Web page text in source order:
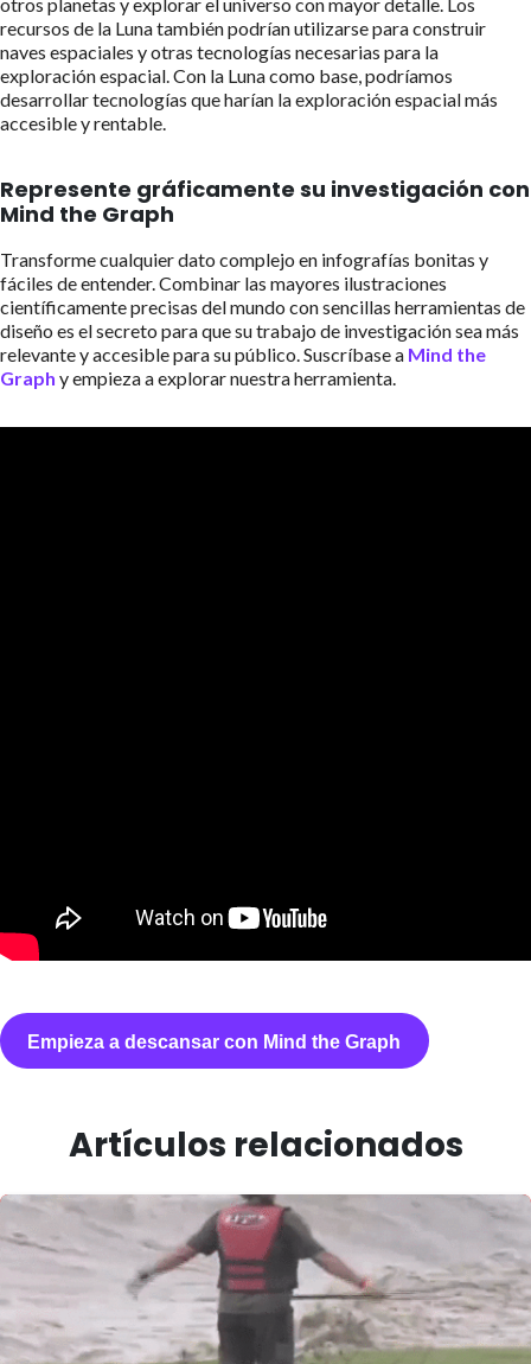
recursos de la Luna también podrían utilizarse para construir
naves espaciales y otras tecnologías necesarias para la
exploración espacial. Con la Luna como base, podríamos
desarrollar tecnologías que harían la exploración espacial más
accesible y rentable.
Represente gráficamente su investigación con
Mind the Graph
Transforme cualquier dato complejo en infografías bonitas y
fáciles de entender. Combinar las mayores ilustraciones
científicamente precisas del mundo con sencillas herramientas de
diseño es el secreto para que su trabajo de investigación sea más
relevante y accesible para su público. Suscríbase a Mind the
Graph y empieza a explorar nuestra herramienta.
Empieza a descansar con Mind the Graph
Artículos relacionados